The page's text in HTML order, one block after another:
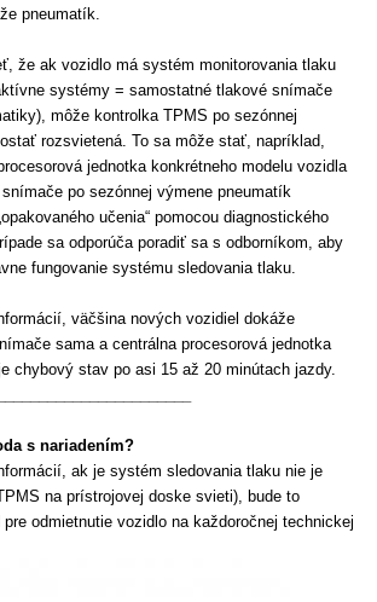
pneumatík.
že ak vozidlo má systém monitorovaniatlaku
systémy = samostatné tlakové snímače
môže kontrolka TPMS po sezónnej
rozsvietená. To sa môže stať, napríklad,
jednotka konkrétneho modelu vozidla
po sezónnej výmene pneumatík
učenia“ pomocou diagnostického
sa odporúča poradiť sa s odborníkom, aby
fungovanie systému sledovania tlaku.
väčšina nových vozidiel dokáže
sama a centrálna procesorová jednotka
chybový stav po asi 15 až 20 minútach jazdy.
s nariadením?
ak je systém sledovania tlaku nie je
na prístrojovej doske svieti), bude to
odmietnutie vozidlo na každoročnej technickej